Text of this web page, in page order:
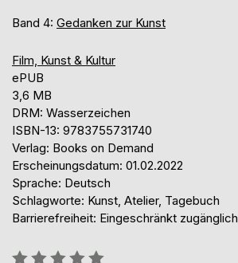
Band 4: Gedanken zur Kunst
Film, Kunst & Kultur
ePUB
3,6 MB
DRM: Wasserzeichen
ISBN-13: 9783755731740
Verlag: Books on Demand
Erscheinungsdatum: 01.02.2022
Sprache: Deutsch
Schlagworte: Kunst, Atelier, Tagebuch
Barrierefreiheit: Eingeschränkt zugänglich
Bewertung::